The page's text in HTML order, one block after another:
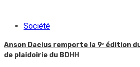
Société
Anson Dacius remporte la 9ᵉ édition
de plaidoirie du BDHH